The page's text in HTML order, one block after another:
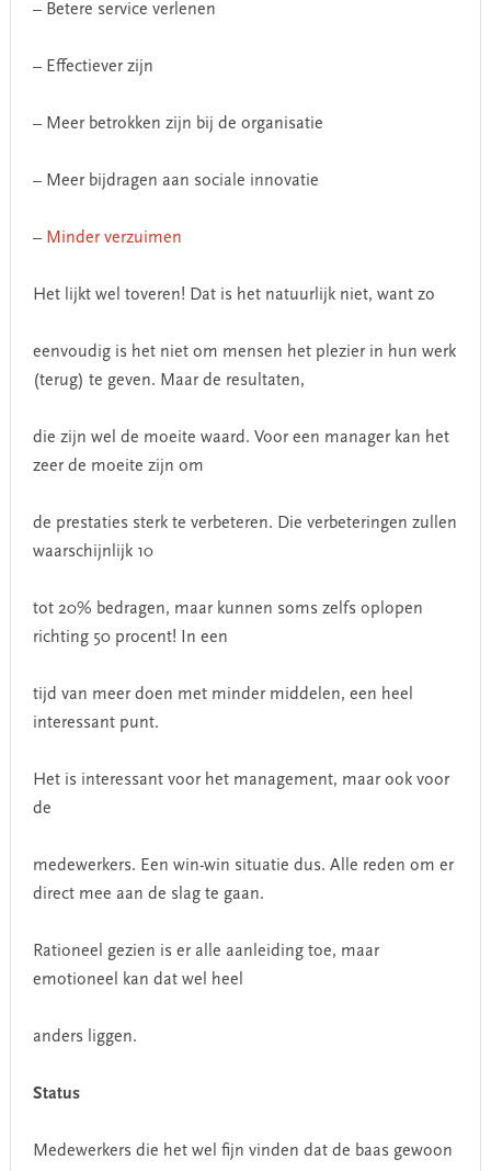
– Betere service verlenen
– Effectiever zijn
– Meer betrokken zijn bij de organisatie
– Meer bijdragen aan sociale innovatie
– Minder verzuimen
Het lijkt wel toveren! Dat is het natuurlijk niet, want zo
eenvoudig is het niet om mensen het plezier in hun werk
(terug) te geven. Maar de resultaten,
die zijn wel de moeite waard. Voor een manager kan het
zeer de moeite zijn om
de prestaties sterk te verbeteren. Die verbeteringen zullen
waarschijnlijk 10
tot 20% bedragen, maar kunnen soms zelfs oplopen
richting 50 procent! In een
tijd van meer doen met minder middelen, een heel
interessant punt.
Het is interessant voor het management, maar ook voor
de
medewerkers. Een win-win situatie dus. Alle reden om er
direct mee aan de slag te gaan.
Rationeel gezien is er alle aanleiding toe, maar
emotioneel kan dat wel heel
anders liggen.
Status
Medewerkers die het wel fijn vinden dat de baas gewoon